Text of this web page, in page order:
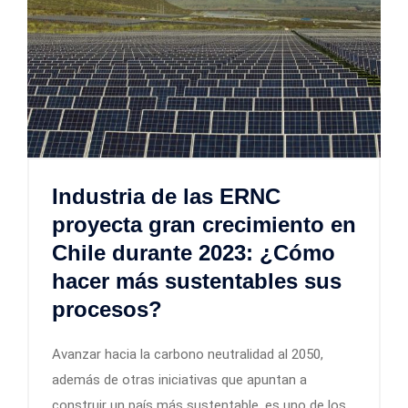
Industria de las ERNC
proyecta gran crecimiento en
Chile durante 2023: ¿Cómo
hacer más sustentables sus
procesos?
Avanzar hacia la carbono neutralidad al 2050,
además de otras iniciativas que apuntan a